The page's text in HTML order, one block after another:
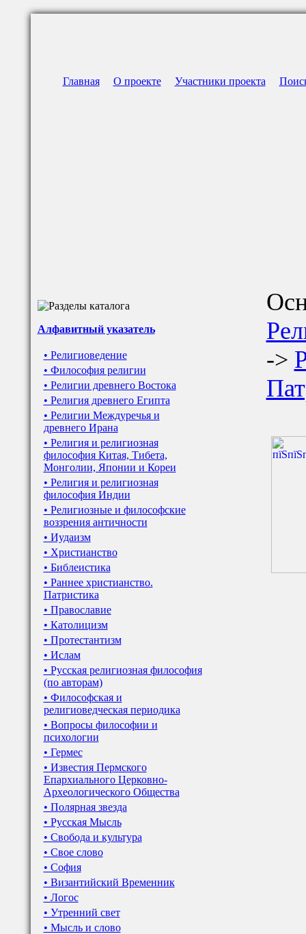
Главная О проекте Участники проекта
Алфавитный указатель
• Религиоведение
• Философия религии
• Религии древнего Востока
• Религия древнего Египта
• Религии Междуречья и
древнего Ирана
• Религия и религиозная
философия Китая, Тибета,
Монголии, Японии и Кореи
• Религия и религиозная
философия Индии
• Религиозные и философские
воззрения античности
• Иудаизм
• Христианство
• Библеистика
• Раннее христианство.
Патристика
• Православие
• Католицизм
• Протестантизм
• Ислам
• Русская религиозная философия
(по авторам)
• Философская и
религиоведческая периодика
• Вопросы философии и
психологии
• Гермес
• Известия Пермского
Епархиального Церковно-
Археологического Общества
• Полярная звезда
• Русская Мысль
• Свобода и культура
• Свое слово
• София
• Византийский Временник
• Логос
• Утренний свет
• Мысль и слово
->